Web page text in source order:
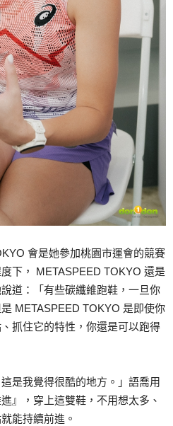
會是她參加桃園市運會的競賽
下， METASPEED TOKYO 還是
道：「有些碳纖維跑鞋，一旦你
METASPEED TOKYO 是即使你
抓住它的特性，你還是可以跑得
是我覺得很酷的地方。」語喬用
』，穿上這雙鞋，不用想太多、
能持續前進。